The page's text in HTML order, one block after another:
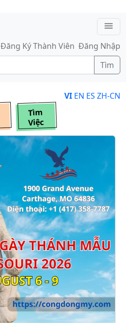
menu
Đăng Ký Thành Viên Đăng Nhập
Tìm
VI EN ES ZH-CN
Tìm
Việc